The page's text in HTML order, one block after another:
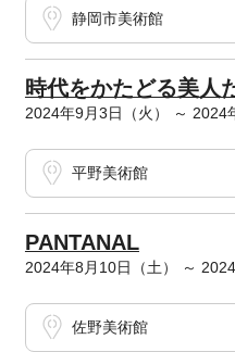
静岡市美術館
時代をかたどる美人
2024年9月3日（火） ～ 2024
平野美術館
PANTANAL
2024年8月10日（土） ～
佐野美術館